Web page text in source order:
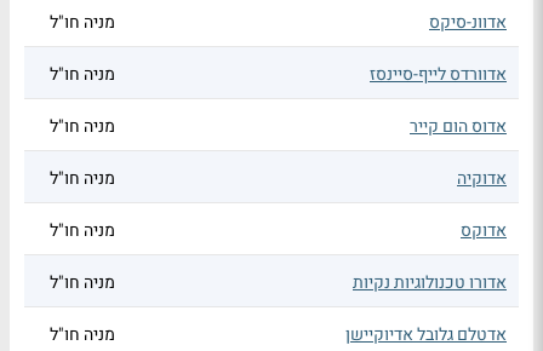
אדוונ-סיקס מניה חו"ל
אדוורדס לייף-סיינסז מניה חו"ל
אדוס הום קייר מניה חו"ל
אדוקיה מניה חו"ל
אדוקס מניה חו"ל
אדורו טכנולוגיות נקיות מניה חו"ל
אדטלם גלובל אדיוקיישן מניה חו"ל